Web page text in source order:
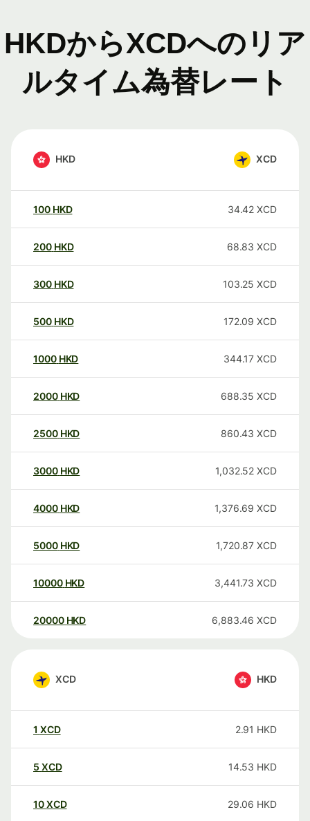
HKDからXCDへのリア
ルタイム為替レート
HKD XCD
100 HKD 34.42 XCD
200 HKD 68.83 XCD
300 HKD 103.25 XCD
500 HKD 172.09 XCD
1000 HKD 344.17 XCD
2000 HKD 688.35 XCD
2500 HKD 860.43 XCD
3000 HKD 1,032.52 XCD
4000 HKD 1,376.69 XCD
5000 HKD 1,720.87 XCD
10000 HKD 3,441.73 XCD
20000 HKD 6,883.46 XCD
XCD HKD
1 XCD 2.91 HKD
5 XCD 14.53 HKD
10XCD 29.06 HKD